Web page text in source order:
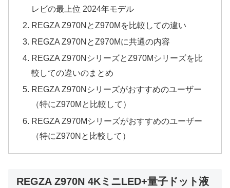
レビの最上位 2024年モデル
REGZA Z970NとZ970Mを比較しての違い
REGZA Z970NとZ970Mに共通の内容
REGZA Z970NシリーズとZ970Mシリーズを比
較しての違いのまとめ
REGZA Z970Nシリーズがおすすめのユーザー
（特にZ970Mと比較して）
REGZA Z970Mシリーズがおすすめのユーザー
（特にZ970Nと比較して）
REGZA Z970N 4KミニLED+量子ドット液